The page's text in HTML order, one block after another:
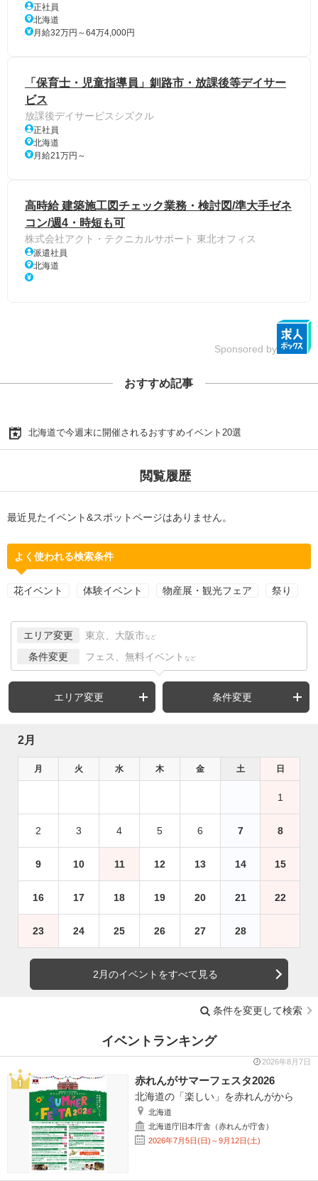
正社員
北海道
月給32万円～64万4,000円
「保育士・児童指導員」釧路市・放課後等デイサー
ビス
放課後デイサービスシズクル
正社員
北海道
月給21万円～
高時給 建築施工図チェック業務・検討図/準大手ゼネ
コン/週4・時短も可
株式会社アクト・テクニカルサポート 東北オフィス
派遣社員
北海道
Sponsored by
おすすめ記事
北海道で今週末に開催されるおすすめイベント20選
閲覧履歴
最近見たイベント&スポットページはありません。
よく使われる検索条件
花イベント 体験イベント 物産展・観光フェア 祭り
エリア変更 東京、大阪市 など
条件変更 フェス、無料イベント など
エリア変更 条件変更
2月
月 火 水 木 金 土 日
1
2 3 4 5 6 7 8
9 10 11 12 13 14 15
16 17 18 19 20 21 22
23 24 25 26 27 28
2月のイベントをすべて見る
条件を変更して検索
イベントランキング
2026年8月7日
赤れんがサマーフェスタ2026
北海道の「楽しい」を赤れんがから
北海道
北海道庁旧本庁舎（赤れんが庁舎）
2026年7月5日(日)～9月12日(土)